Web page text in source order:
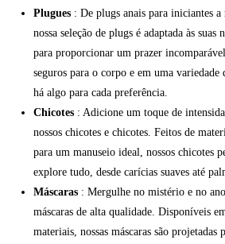
Plugues : De plugs anais para iniciantes a
nossa seleção de plugs é adaptada às suas
para proporcionar um prazer
seguros para o corpo e em uma variedade
há algo para cada preferência.
Chicotes : Adicione um toque de
nossos chicotes e chicotes. Feitos de
para um manuseio ideal, nossos chicotes
explore tudo, desde carícias suaves até
Máscaras : Mergulhe no mistério e no
máscaras de alta qualidade. Disponíveis
materiais, nossas máscaras são projetadas